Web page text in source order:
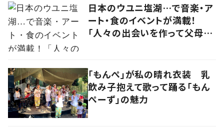
日本のウユニ塩湖…で音楽・ア
ート・食のイベントが満載！
「人々の出会いを作って父母ヶ
「もんぺ」が私の晴れ衣装 乳
飲み子抱えて歌って踊る「もん
ぺーず」の魅力